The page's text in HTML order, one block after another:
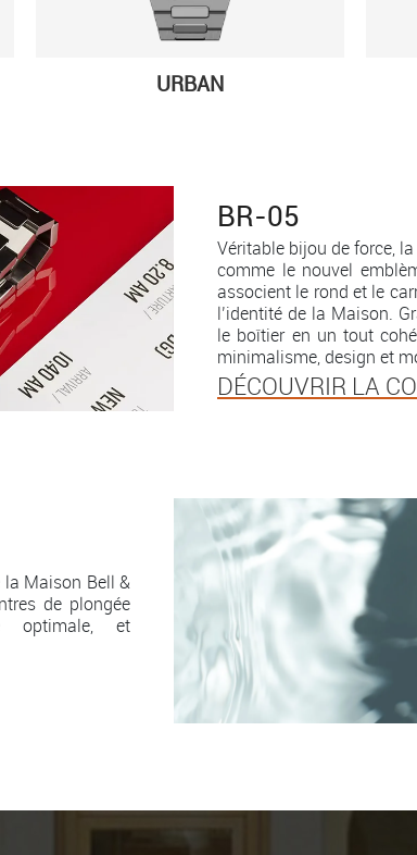
URBAN
BR-05
Véritable bijou de force,
comme le nouvel
associent le rond et le
l’identité de la Maison.
le boîtier en un tout
minimalisme, design et
DÉCOUVRIR LA
la Maison Bell &
de plongée
optimale, et